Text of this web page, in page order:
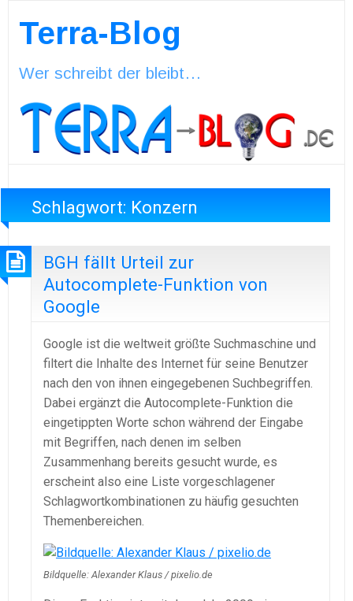
Terra-Blog
Wer schreibt der bleibt…
Schlagwort: Konzern
BGH fällt Urteil zur
Autocomplete-Funktion von
Google
Google ist die weltweit größte Suchmaschine und
filtert die Inhalte des Internet für seine Benutzer
nach den von ihnen eingegebenen Suchbegriffen.
Dabei ergänzt die Autocomplete-Funktion die
eingetippten Worte schon während der Eingabe
mit Begriffen, nach denen im selben
Zusammenhang bereits gesucht wurde, es
erscheint also eine Liste vorgeschlagener
Schlagwortkombinationen zu häufig gesuchten
Themenbereichen.
Bildquelle: Alexander Klaus / pixelio.de